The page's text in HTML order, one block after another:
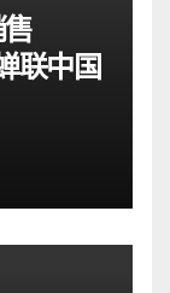
联中国